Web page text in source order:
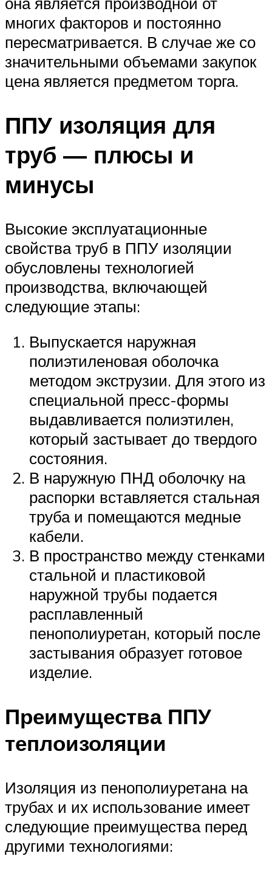
многих факторов и постоянно
пересматривается. В случае же со
значительными объемами закупок
цена является предметом торга.
ППУ изоляция для
труб — плюсы и
минусы
Высокие эксплуатационные
свойства труб в ППУ изоляции
обусловлены технологией
производства, включающей
следующие этапы:
Выпускается наружная
полиэтиленовая оболочка
методом экструзии. Для этого из
специальной пресс-формы
выдавливается полиэтилен,
который застывает до твердого
состояния.
В наружную ПНД оболочку на
распорки вставляется стальная
труба и помещаются медные
кабели.
В пространство между стенками
стальной и пластиковой
наружной трубы подается
расплавленный
пенополиуретан, который после
застывания образует готовое
изделие.
Преимущества ППУ
теплоизоляции
Изоляция из пенополиуретана на
трубах и их использование имеет
следующие преимущества перед
другими технологиями: